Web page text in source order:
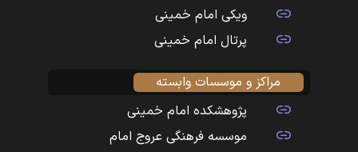
ویکی امام خمینی
پرتال امام خمینی
مراکز و موسسات وابسته
پژوهشکده امام خمینی
موسسه فرهنگی عروج امام